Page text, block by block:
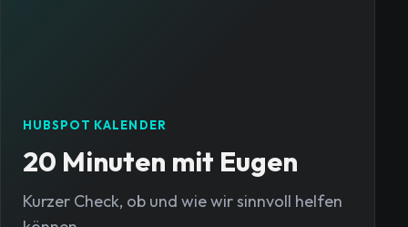
HUBSPOT KALENDER
20 Minuten mit Eugen
Kurzer Check, ob und wie wir sinnvoll helfen